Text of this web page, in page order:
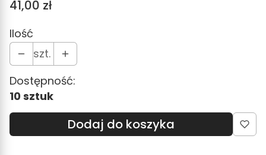
Cena
41,00 zł
Ilość
szt.
Dostępność:
10 sztuk
Dodaj do koszyka